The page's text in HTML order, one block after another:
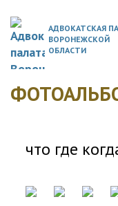
АДВОКАТСКАЯ
ВОРОНЕЖСКОЙ
ОБЛАСТИ
что где